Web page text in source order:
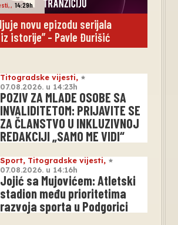
,, 14:29h
novu epizodu serijala
istorije” – Pavle Đurišić
Titogradske vijesti,
07.08.2026. u 14:23h
POZIV ZA MLADE OSOBE SA
INVALIDITETOM: PRIJAVITE SE
ZA ČLANSTVO U INKLUZIVNOJ
REDAKCIJI „SAMO ME VIDI“
Sport, Titogradske vijesti,
07.08.2026. u 14:16h
Jojić sa Mujovićem: Atletski
stadion među prioritetima
razvoja sporta u Podgorici